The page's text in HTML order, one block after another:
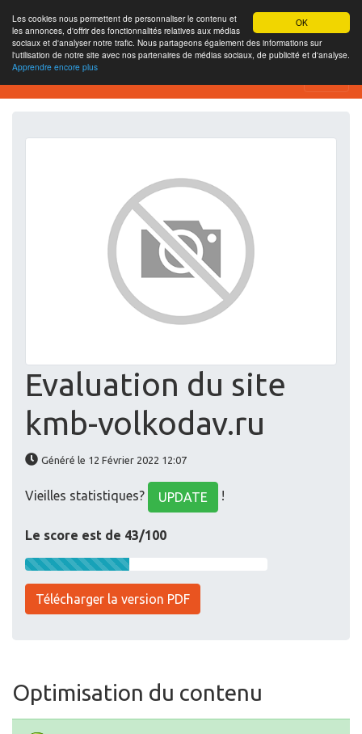
OK
Les cookies nous permettent de personnaliser le contenu et
les annonces, d'offrir des fonctionnalités relatives aux médias
sociaux et d'analyser notre trafic. Nous partageons également des informations sur
l'utilisation de notre site avec nos partenaires de médias sociaux, de publicité et d'analyse.
Apprendre encore plus
SEO Analytics
Evaluation du site
kmb-volkodav.ru
Généré le 12 Février 2022 12:07
Vieilles statistiques? UPDATE !
Le score est de 43/100
Télécharger la version PDF
Optimisation du contenu